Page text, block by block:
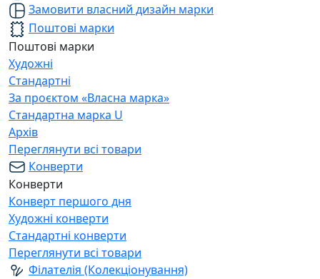
Замовити власний дизайн марки
Поштові марки
Поштові марки
Художні
Стандартні
За проєктом «Власна марка»
Стандартна марка U
Архів
Переглянути всі товари
Конверти
Конверти
Конверт першого дня
Художні конверти
Стандартні конверти
Переглянути всі товари
Філателія (Колекціонування)